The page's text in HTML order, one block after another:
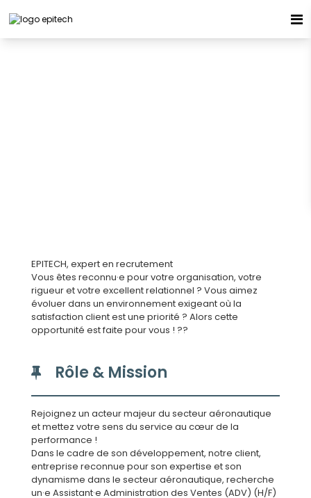
EPITECH, expert en recrutement
Vous êtes reconnu·e pour votre organisation, votre
rigueur et votre excellent relationnel ? Vous aimez
évoluer dans un environnement exigeant où la
satisfaction client est une priorité ? Alors cette
opportunité est faite pour vous ! ??
Rôle & Mission
Rejoignez un acteur majeur du secteur aéronautique
et mettez votre sens du service au cœur de la
performance !
Dans le cadre de son développement, notre client,
entreprise reconnue pour son expertise et son
dynamisme dans le secteur aéronautique, recherche
un·e Assistant·e Administration des Ventes (ADV) (H/F)